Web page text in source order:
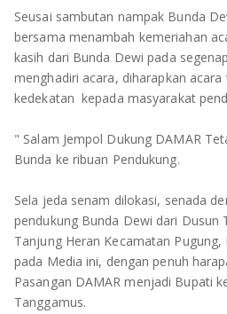
Seusai sambutan nampak Bunda
bersama menambah kemeriahan
kasih dari Bunda Dewi pada
menghadiri acara, diharapkan
kedekatan kepada masyarakat
" Salam Jempol Dukung DAMAR
Bunda ke ribuan Pendukung.
Sela jeda senam dilokasi, senada
pendukung Bunda Dewi dari Dusun
Tanjung Heran Kecamatan
pada Media ini, dengan penuh
Pasangan DAMAR menjadi Bupati
Tanggamus.